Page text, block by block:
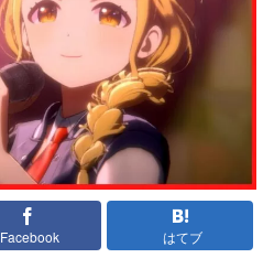
Facebook はてブ